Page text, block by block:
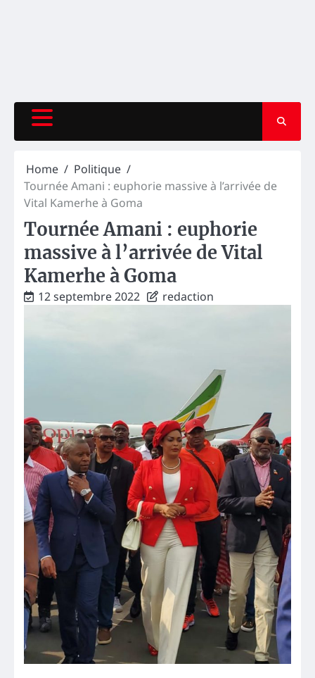
Home
Politique
Tournée Amani : euphorie massive à l’arrivée de
Vital Kamerhe à Goma
Tournée Amani : euphorie
massive à l’arrivée de Vital
Kamerhe à Goma
12 septembre 2022 redaction